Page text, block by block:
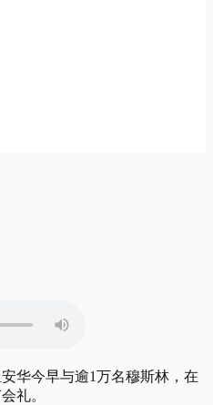
华今早与逾1万名穆斯林，在
礼。